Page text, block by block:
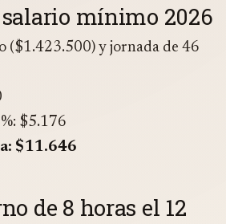
mínimo 2026
($1.423.500) y jornada de 46
$5.176
$11.646
de 8 horas el 12